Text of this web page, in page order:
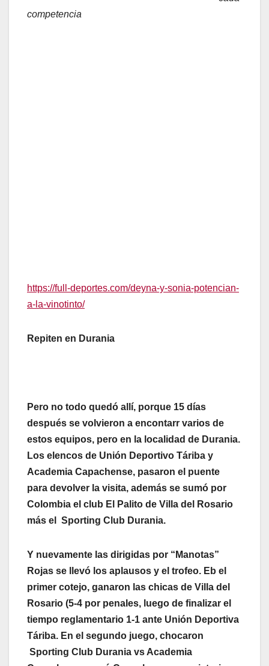
competencia
https://full-deportes.com/deyna-y-sonia-potencian-
a-la-vinotinto/
Repiten en Durania
Pero no todo quedó allí, porque 15 días
después se volvieron a encontarr varios de
estos equipos, pero en la localidad de Durania.
Los elencos de Unión Deportivo Táriba y
Academia Capachense, pasaron el puente
para devolver la visita, además se sumó por
Colombia el club El Palito de Villa del Rosario
más el Sporting Club Durania.
Y nuevamente las dirigidas por “Manotas”
Rojas se llevó los aplausos y el trofeo. Eb el
primer cotejo, ganaron las chicas de Villa del
Rosario (5-4 por penales, luego de finalizar el
tiempo reglamentario 1-1 ante Unión Deportiva
Táriba. En el segundo juego, chocaron
Sporting Club Durania vs Academia